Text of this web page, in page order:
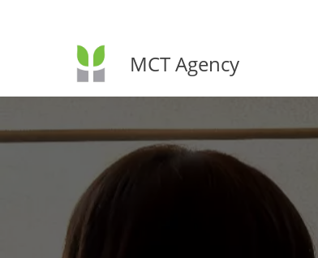
MCT Agency